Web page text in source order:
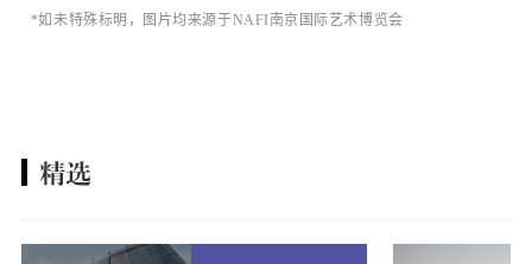
*如未特殊标明，图片均来源于NAFI南京国际艺术博览会
精选